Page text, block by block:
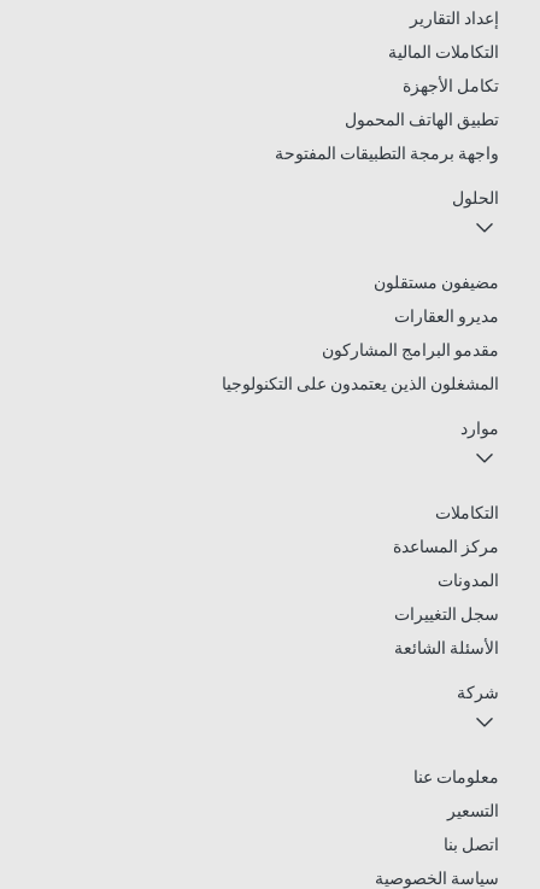
إعداد التقارير
التكاملات المالية
تكامل الأجهزة
تطبيق الهاتف المحمول
واجهة برمجة التطبيقات المفتوحة
الحلول
مضيفون مستقلون
مديرو العقارات
مقدمو البرامج المشاركون
المشغلون الذين يعتمدون على التكنولوجيا
موارد
التكاملات
مركز المساعدة
المدونات
سجل التغييرات
الأسئلة الشائعة
شركة
معلومات عنا
التسعير
اتصل بنا
سياسة الخصوصية